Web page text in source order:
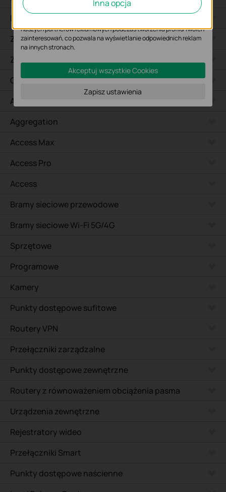
Biurkowe
Zewnętrzne
Zewnętrzne Bridge
Campus
Access Plus
Aggregation
Access Max
Access Pro
Access
Bramy sieciowe przewodowe
Bramy sieciowe Wi-Fi 5G/4G
Sprzętowe
Programowe
Kamery
Punkty dostępowe sufitowe
Routery VPN
Przełączniki zarządzalne
Punkty dostępowe zewnętrzne
Routery z równoważeniem obciążenia pasma
Urządzenia zewnętrzne
Rejestratory wideo
Przełączniki Smart
Punkty dostępowe naścienne
Inna opcja
wyświetlanych treści.
naszych partnerów reklamowych podczas tworzenia profilu Twoich
zainteresowań, co pozwala na wyświetlanie odpowiednich reklam
na innych stronach.
Akceptuj wszystkie Cookies
Zapisz ustawienia